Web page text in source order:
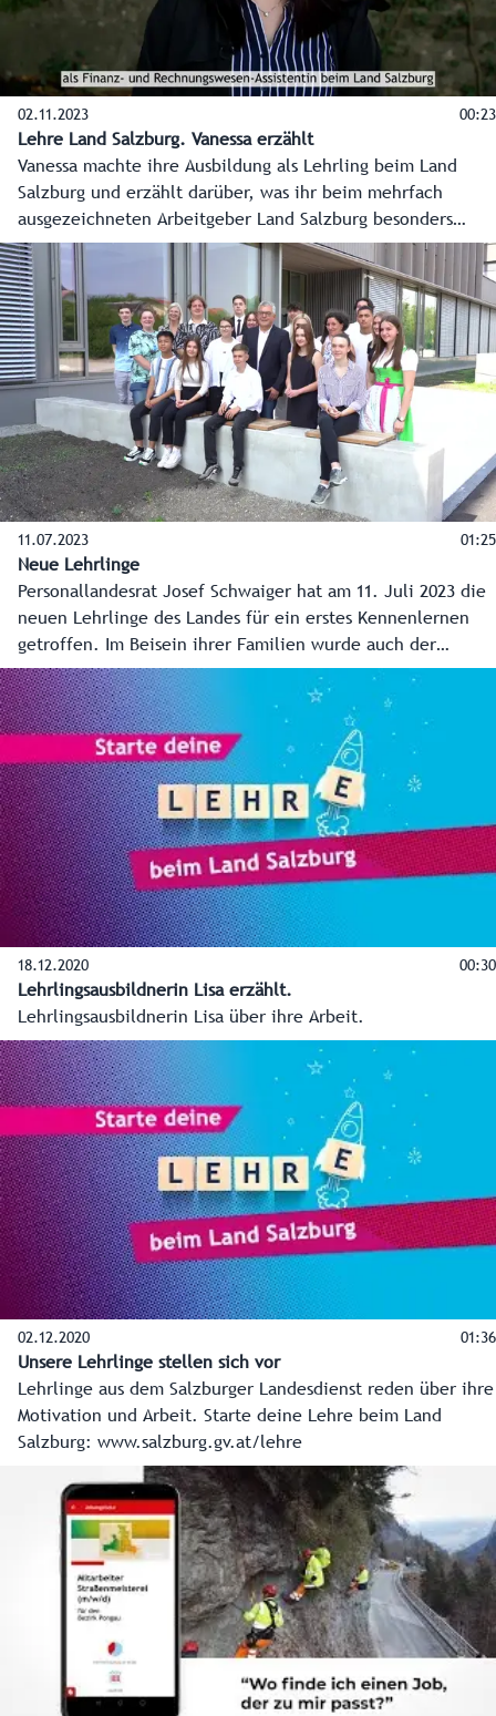
02.11.2023 00:23
Lehre Land Salzburg. Vanessa erzählt
Vanessa machte ihre Ausbildung als Lehrling beim Land
Salzburg und erzählt darüber, was ihr beim mehrfach
ausgezeichneten Arbeitgeber Land Salzburg besonders
gefällt.
11.07.2023 01:25
Neue Lehrlinge
Personallandesrat Josef Schwaiger hat am 11. Juli 2023 die
neuen Lehrlinge des Landes für ein erstes Kennenlernen
getroffen. Im Beisein ihrer Familien wurde auch der
Lehrvertrag unterzeichnet. Insgesamt sind es 21
Neuaufnahmen, die im Herbst ihre Lehre beginnen als:
Verwaltungsassistentinnen und -assistenten (13), Finanz- /
Rechnungswesenassistentinnen und -assistenten (2),
Geoinformationstechniker (2), Vermessungstechniker (1),
Applikationsentwickler - Coding (1), Labortechniker -
Chemie (1) und KFZ-Techniker mit Schwerpunkt
Nutzfahrzeuge (1).
18.12.2020 00:30
Lehrlingsausbildnerin Lisa erzählt.
Lehrlingsausbildnerin Lisa über ihre Arbeit.
02.12.2020 01:36
Unsere Lehrlinge stellen sich vor
Lehrlinge aus dem Salzburger Landesdienst reden über ihre
Motivation und Arbeit. Starte deine Lehre beim Land
Salzburg: www.salzburg.gv.at/lehre